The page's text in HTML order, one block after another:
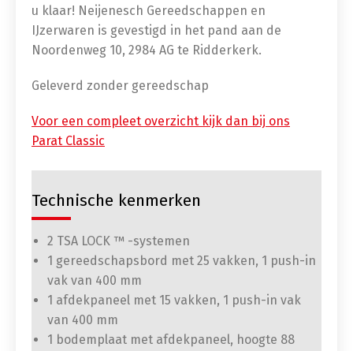
u klaar! Neijenesch Gereedschappen en
IJzerwaren is gevestigd in het pand aan de
Noordenweg 10, 2984 AG te Ridderkerk.
Geleverd zonder gereedschap
Voor een compleet overzicht kijk dan bij ons
Parat Classic
Technische kenmerken
2 TSA LOCK ™ -systemen
1 gereedschapsbord met 25 vakken, 1 push-in
vak van 400 mm
1 afdekpaneel met 15 vakken, 1 push-in vak
van 400 mm
1 bodemplaat met afdekpaneel, hoogte 88